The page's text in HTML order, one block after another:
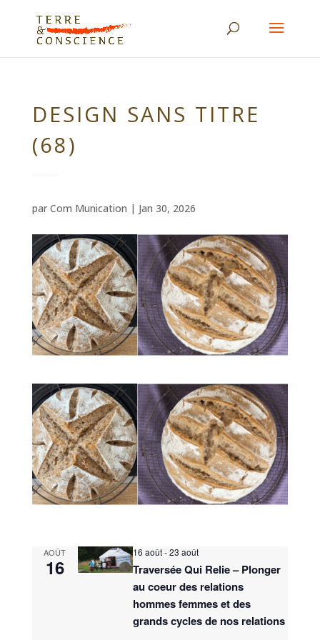
DESIGN SANS TITRE
(68)
par Com Munication | Jan 30, 2026
AOÛT
16
16 août-23 août
Traversée Qui Relie – Plonger
au coeur des relations
hommes femmes et des
grands cycles de nos relations